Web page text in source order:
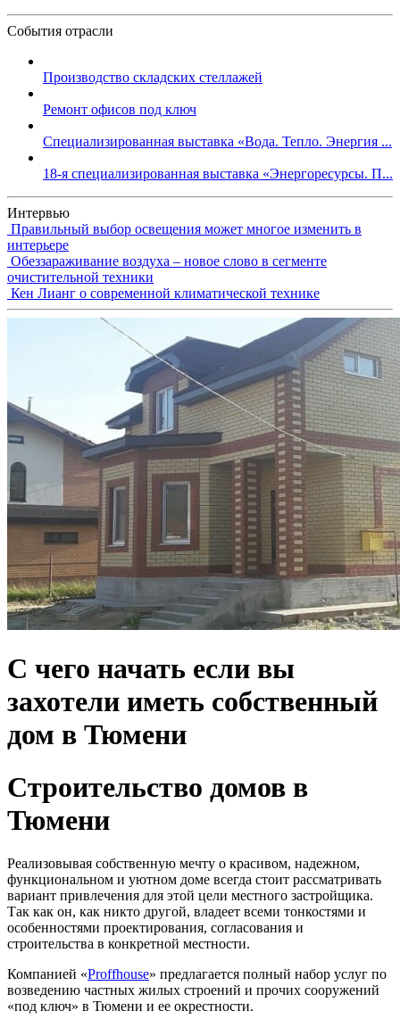
События отрасли
Производство складских стеллажей
Ремонт офисов под ключ
Специализированная выставка «Вода. Тепло. Энергия ...
18-я специализированная выставка «Энергоресурсы. П...
Интервью
Правильный выбор освещения может многое изменить в
интерьере
Обеззараживание воздуха – новое слово в сегменте
очистительной техники
Кен Лианг о современной климатической технике
С чего начать если вы
захотели иметь собственный
дом в Тюмени
Строительство домов в
Тюмени
Реализовывая собственную мечту о красивом, надежном,
функциональном и уютном доме всегда стоит рассматривать
вариант привлечения для этой цели местного застройщика.
Так как он, как никто другой, владеет всеми тонкостями и
особенностями проектирования, согласования и
строительства в конкретной местности.
Компанией «Proffhouse» предлагается полный набор услуг по
возведению частных жилых строений и прочих сооружений
«под ключ» в Тюмени и ее окрестности.